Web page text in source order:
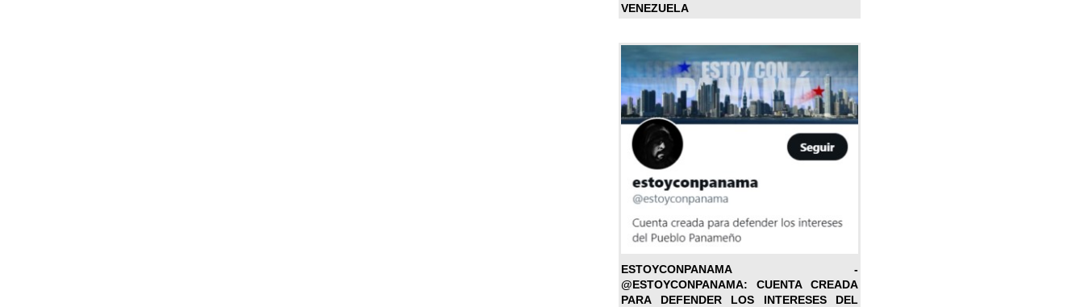
VENEZUELA
ESTOYCONPANAMA -
@ESTOYCONPANAMA: CUENTA CREADA
PARA DEFENDER LOS INTERESES DEL